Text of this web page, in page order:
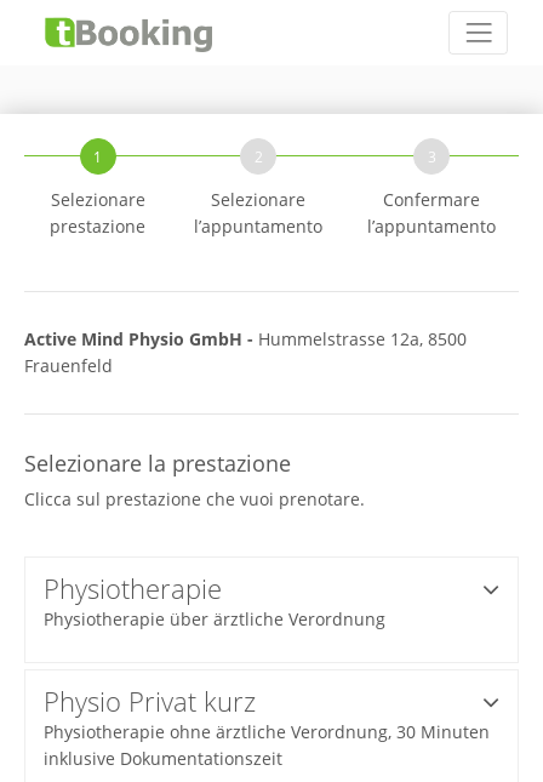
1
Selezionare
prestazione
2
Selezionare
l’appuntamento
3
Confermare
l’appuntamento
Active Mind Physio GmbH - Hummelstrasse 12a, 8500
Frauenfeld
Selezionare la prestazione
Clicca sul prestazione che vuoi prenotare.
Physiotherapie
Physiotherapie über ärztliche Verordnung
Physio Privat kurz
Physiotherapie ohne ärztliche Verordnung, 30 Minuten
inklusive Dokumentationszeit